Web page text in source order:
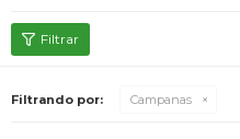
Filtrando por: Campanas